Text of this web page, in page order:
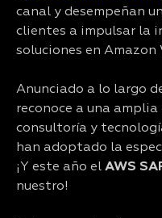
canal y desempeñan
clientes a impulsar la
soluciones en Amazon
Anunciado a lo largo
reconoce a una amplia
consultoría y
han adoptado la
¡Y este año el AWS
nuestro!